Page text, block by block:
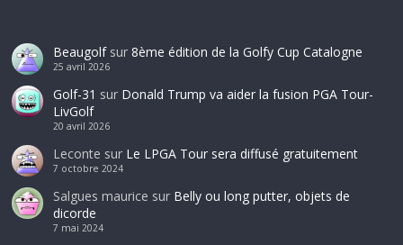
Beaugolfsur 8ème édition de la Golfy Cup Catalogne
25 avril 2026
Golf-31 sur Donald Trump va aider la fusion PGA Tour-
LivGolf
20 avril 2026
Leconte sur Le LPGA Tour sera diffusé gratuitement
7 octobre 2024
Salgues maurice sur Belly ou long putter, objets de
dicorde
7 mai 2024